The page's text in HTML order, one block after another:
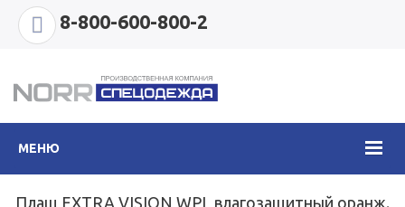
8-800-600-800-2
МЕНЮ
Плащ EXTRA VISION WPL влагозащитный оранж.